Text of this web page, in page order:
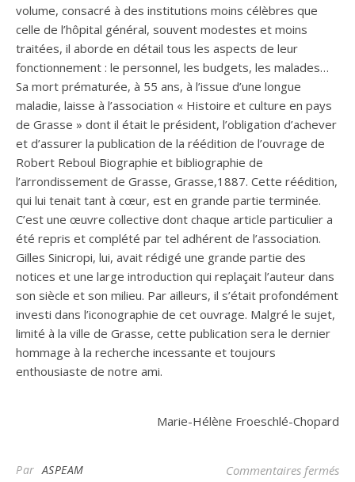
volume, consacré à des institutions moins célèbres que
celle de l’hôpital général, souvent modestes et moins
traitées, il aborde en détail tous les aspects de leur
fonctionnement : le personnel, les budgets, les malades…
Sa mort prématurée, à 55 ans, à l’issue d’une longue
maladie, laisse à l’association « Histoire et culture en pays
de Grasse » dont il était le président, l’obligation d’achever
et d’assurer la publication de la réédition de l’ouvrage de
Robert Reboul Biographie et bibliographie de
l’arrondissement de Grasse, Grasse,1887. Cette réédition,
qui lui tenait tant à cœur, est en grande partie terminée.
C’est une œuvre collective dont chaque article particulier a
été repris et complété par tel adhérent de l’association.
Gilles Sinicropi, lui, avait rédigé une grande partie des
notices et une large introduction qui replaçait l’auteur dans
son siècle et son milieu. Par ailleurs, il s’était profondément
investi dans l’iconographie de cet ouvrage. Malgré le sujet,
limité à la ville de Grasse, cette publication sera le dernier
hommage à la recherche incessante et toujours
enthousiaste de notre ami.
Marie-Hélène Froeschlé-Chopard
Par ASPEAM Commentaires fermés